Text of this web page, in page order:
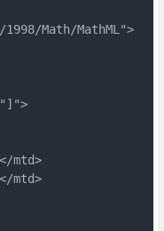
Math/MathML">
mtd>
mtd>